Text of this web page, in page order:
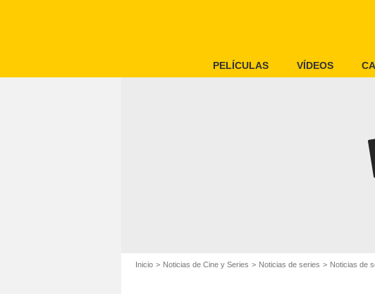
PELÍCULAS VÍDEOS
Inicio Noticias de Cine y Series Noticias de series Noticias de